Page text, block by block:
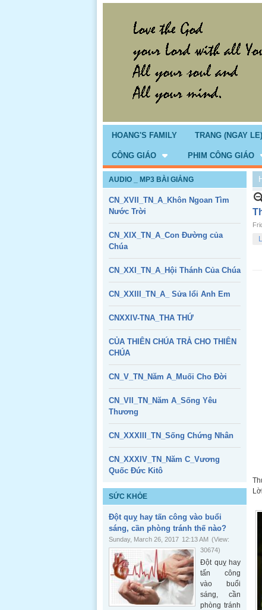
HOANG'S FAMILY TRANG (NGAY LE)
CÔNG GIÁO PHIM CÔNG GIÁO
AUDIO _ MP3 BÀI GIẢNG
CN_XVII_TN_A_Khôn Ngoan Tìm
Nước Trời
CN_XIX_TN_A_Con Đường của
Chúa
CN_XXI_TN_A_Hội Thánh Của Chúa
CN_XXIII_TN_A_ Sửa lổi Anh Em
CNXXIV-TNA_THA THỨ
CỦA THIÊN CHÚA TRẢ CHO THIÊN
CHÚA
CN_V_TN_Năm A_Muối Cho Đời
CN_VII_TN_Năm A_Sống Yêu
Thương
CN_XXXIII_TN_Sống Chứng Nhân
CN_XXXIV_TN_Năm C_Vương
Quốc Đức Kitô
SỨC KHỎE
Đột quỵ hay tấn công vào buổi
sáng, cần phòng tránh thế nào?
Sunday, March 26, 2017 12:13 AM (View:
30674)
Đột quỵ hay
tấn công
vào buổi
sáng, cần
phòng tránh